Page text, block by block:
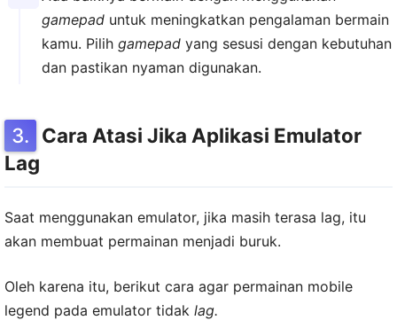
gamepaduntuk meningkatkan pengalaman bermain
kamu. Pilih gamepadyang sesusi dengan kebutuhan
dan pastikan nyaman digunakan.
Cara Atasi Jika Aplikasi Emulator
Lag
Saat menggunakan emulator, jika masih terasa lag, itu
akan membuat permainan menjadi buruk.
Oleh karena itu, berikut cara agar permainan mobile
legend pada emulator tidak lag.